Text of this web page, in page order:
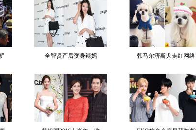
" 全智贤产后变身辣妈 韩马尔济斯犬走红网络